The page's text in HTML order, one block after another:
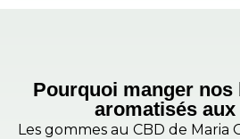
Pourquoi manger nos
aromatisés
Les gommes au CBD de Maria